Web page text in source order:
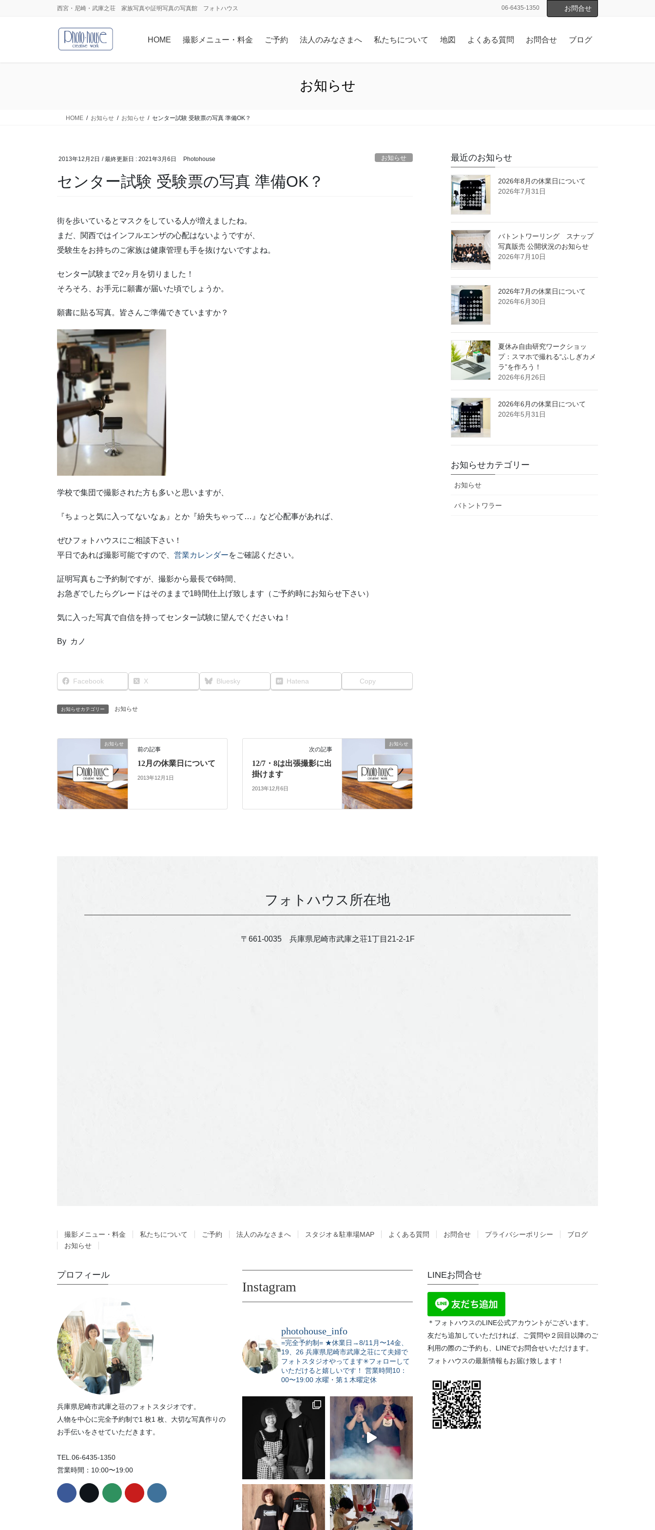
西宮・尼崎・武庫之荘 家族写真や証明写真の写真館 フォトハウス 06-6435-1350 お問合せ
HOME 撮影メニュー・料金 ご予約 法人のみなさまへ 私たちについて 地図 よくある質問 お問合せ ブログ
お知らせ
HOME お知らせ お知らせ センター試験 受験票の写真 準備OK？
2013年12月2日 / 最終更新日 : 2021年3月6日 Photohouse お知らせ
センター試験 受験票の写真 準備OK？
街を歩いているとマスクをしている人が増えましたね。
まだ、関西ではインフルエンザの心配はないようですが、
受験生をお持ちのご家族は健康管理も手を抜けないですよね。
センター試験まで2ヶ月を切りました！
そろそろ、お手元に願書が届いた頃でしょうか。
願書に貼る写真。皆さんご準備できていますか？
学校で集団で撮影された方も多いと思いますが、
『ちょっと気に入ってないなぁ』とか『紛失ちゃって…』など心配事があれば、
ぜひフォトハウスにご相談下さい！
平日であれば撮影可能ですので、 営業カレンダーをご確認ください。
証明写真もご予約制ですが、撮影から最長で6時間、
お急ぎでしたらグレードはそのままで1時間仕上げ致します（ご予約時にお知らせ下さい）
気に入った写真で自信を持ってセンター試験に望んでくださいね！
By カノ
Facebook X Bluesky Hatena Copy
お知らせカテゴリー お知らせ
お知らせ
前の記事
12月の休業日について
2013年12月1日
お知らせ
次の記事
12/7・8は出張撮影に出
掛けます
2013年12月6日
最近のお知らせ
2026年8月の休業日について
2026年7月31日
バトントワーリング スナップ
写真販売 公開状況のお知らせ
2026年7月10日
2026年7月の休業日について
2026年6月30日
夏休み自由研究ワークショッ
プ：スマホで撮れる“ふしぎカメ
ラ”を作ろう！
2026年6月26日
2026年6月の休業日について
2026年5月31日
お知らせカテゴリー
お知らせ
バトントワラー
フォトハウス所在地
〒661-0035 兵庫県尼崎市武庫之荘1丁目21-2-1F
撮影メニュー・料金 私たちについて ご予約 法人のみなさまへ スタジオ＆駐車場MAP よくある質問 お問合せ プライバシーポリシー
ブログ
お知らせ
プロフィール
兵庫県尼崎市武庫之荘のフォトスタジオです。
人物を中心に完全予約制で1 枚1 枚、大切な写真作りの
お手伝いをさせていただきます。
TEL.06-6435-1350
営業時間：10:00〜19:00
Instagram
photohouse_info
=完全予約制= ★休業日→8/11月〜14金、
19、26 兵庫県尼崎市武庫之荘にて夫婦で
フォトスタジオやってます✳︎フォローして
いただけると嬉しいです！ 営業時間10：
00〜19:00 水曜・第１木曜定休
LINEお問合せ
＊フォトハウスのLINE公式アカウントがございます。
友だち追加していただければ、ご質問や２回目以降のご
利用の際のご予約も、LINEでお問合せいただけます。
フォトハウスの最新情報もお届け致します！